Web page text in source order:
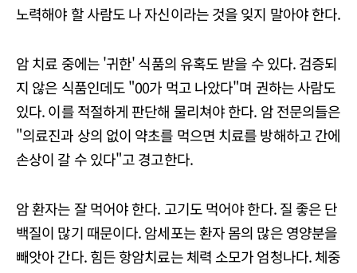
노력해야 할 사람도 나 자신이라는 것을 잊지 말아야 한다.
암 치료 중에는 '귀한' 식품의 유혹도 받을 수 있다. 검증되
지 않은 식품인데도 "00가 먹고 나았다"며 권하는 사람도
있다. 이를 적절하게 판단해 물리쳐야 한다. 암 전문의들은
"의료진과 상의 없이 약초를 먹으면 치료를 방해하고 간에
손상이 갈 수 있다"고 경고한다.
암 환자는 잘 먹어야 한다. 고기도 먹어야 한다. 질 좋은 단
백질이 많기 때문이다. 암세포는 환자 몸의 많은 영양분을
빼앗아 간다. 힘든 항암치료는 체력 소모가 엄청나다. 체중